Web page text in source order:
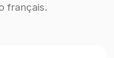
français.